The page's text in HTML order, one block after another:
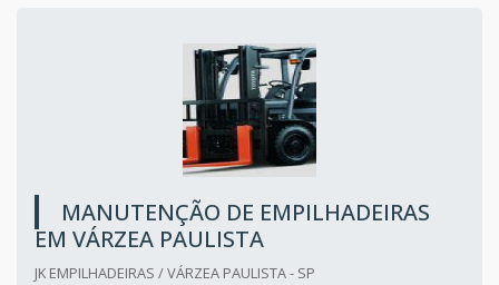
MANUTENÇÃO DE EMPILHADEIRAS
EM VÁRZEA PAULISTA
JK EMPILHADEIRAS / VÁRZEA PAULISTA - SP